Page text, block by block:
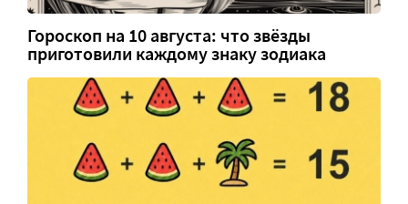
Гороскоп на 10 августа: что звёзды
приготовили каждому знаку зодиака